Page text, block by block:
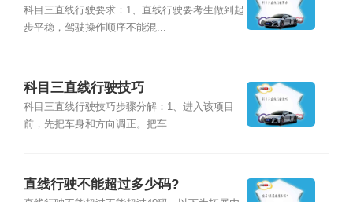
科目三直线行驶要求：1、直线行驶要考生做到起
步平稳，驾驶操作顺序不能混...
科目三直线行驶技巧
科目三直线行驶技巧步骤分解：1、进入该项目
前，先把车身和方向调正。把车...
直线行驶不能超过多少码?